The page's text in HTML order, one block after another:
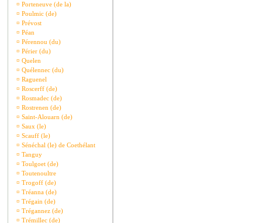
¤ Porteneuve (de la)
¤ Poulmic (de)
¤ Prévost
¤ Péan
¤ Pérennou (du)
¤ Périer (du)
¤ Quelen
¤ Quélennec (du)
¤ Raguenel
¤ Roscerff (de)
¤ Rosmadec (de)
¤ Rostrenen (de)
¤ Saint-Alouarn (de)
¤ Saux (le)
¤ Scauff (le)
¤ Sénéchal (le) de Coethélant
¤ Tanguy
¤ Toulgoet (de)
¤ Toutenoultre
¤ Trogoff (de)
¤ Tréanna (de)
¤ Trégain (de)
¤ Trégannez (de)
¤ Trémillec (de)